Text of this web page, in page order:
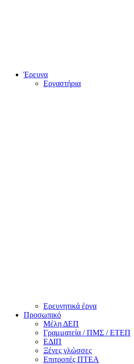
Έρευνα
Εργαστήρια
Ερευνητικά έργα
Προσωπικό
Μέλη ΔΕΠ
Γραμματεία / ΠΜΣ / ΕΤΕΠ
ΕΔΙΠ
Ξένες γλώσσες
Επιτροπές ΠΤΕΑ